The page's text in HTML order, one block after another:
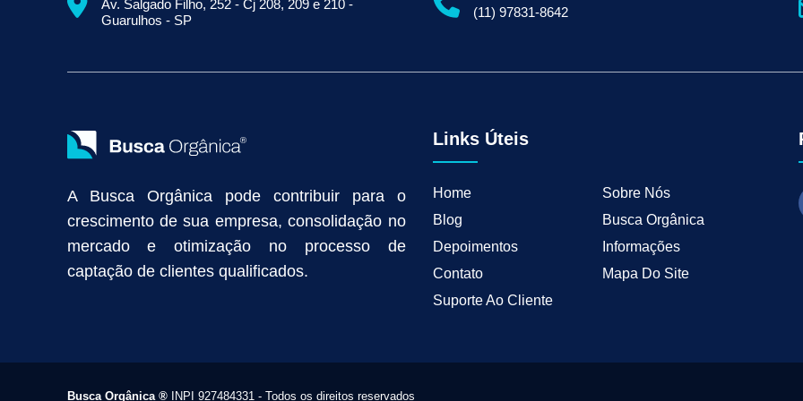
Empresa de Prospecção B2B
Marketing Industrial Marketing Digital para Empresas Serviços de Marketing Digital Marketing Digital para
Divulgação Online
Atração de Clientes Estratégias de Marketing para Empresas B2B Inbound Marketing para
Anunciar na Internet
Captar Clientes Criação de Site para Indústria Marketing de Busca Industrial Marketing Industrial B2B Marketing
Av. Salgado Filho, 252 - Cj 208, 209 e 210 -
Guarulhos - SP
(11) 97831-8642
A Busca Orgânica pode contribuir para o
crescimento de sua empresa, consolidação no
mercado e otimização no processo de
captação de clientes qualificados.
Links Úteis
Home
Sobre Nós
Blog
Busca Orgânica
Depoimentos
Informações
Contato
Mapa Do Site
Suporte Ao Cliente
Busca Orgânica ®INPI 927484331 - Todos os direitos reservados